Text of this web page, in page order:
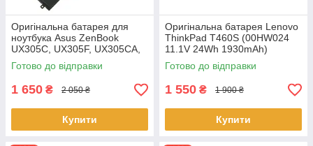
Оригінальна батарея для
ноутбука Asus ZenBook
UX305C, UX305F, UX305CA,
UX305FA - C31N1411 (+11.4 V
45Wh) АКБ
Готово до відправки
1 650 ₴ 2 050 ₴
Купити
Оригінальна батарея Lenovo
ThinkPad T460S (00HW024
11.1V 24Wh 1930mAh)
Акумулятор, АКБ для
ноутбука
Готово до відправки
1 550 ₴ 1 900 ₴
Купити